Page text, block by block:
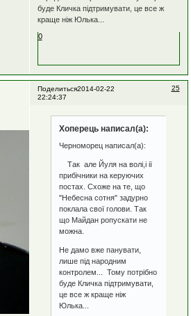
буде Кличка підтримувати, це все ж
краще ніж Юлька...
0
Поделиться 25
2014-02-22
22:24:37
Хоперець написал(а):
Черноморец написал(а):
Так але Йуля на волі,і ії
прибічники на керуючих
постах. Схоже на те, що
"Небесна сотня" задурно
поклала свої голови. Так
що Майдан ропускати не
можна.
Не дамо вже панувати,
лише під народним
контролем... Тому потрібно
буде Кличка підтримувати,
це все ж краще ніж
Юлька...